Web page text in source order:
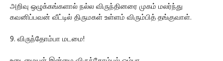
அறிவு ஒழுக்கங்களால் நல்ல விருந்தினரை முகம் மலர்ந்து
கவனிப்பவன் வீட்டில் திருமகள் உள்ளம் விரும்பித் தங்குவாள்.
9. விருந்தோம்பா மடமை!